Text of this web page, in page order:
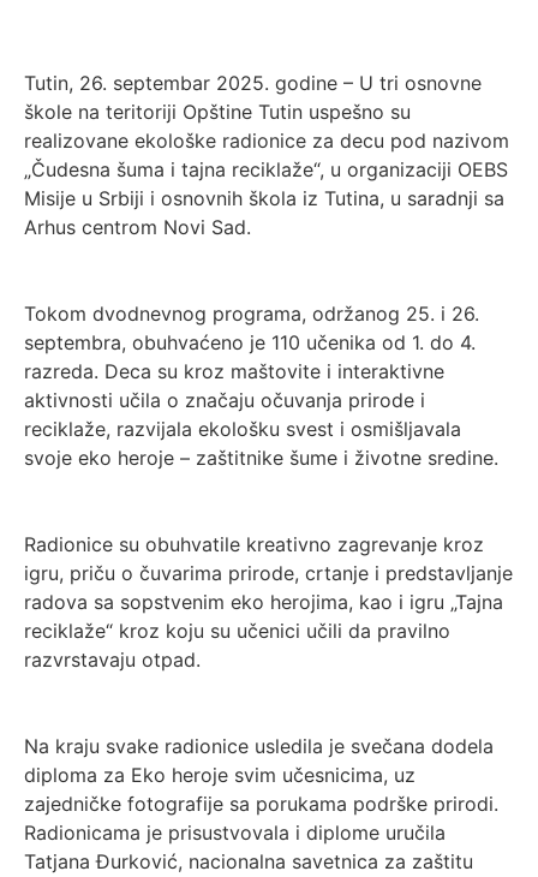
Tutin, 26. septembar 2025. godine – U tri osnovne
škole na teritoriji Opštine Tutin uspešno su
realizovane ekološke radionice za decu pod nazivom
„Čudesna šuma i tajna reciklaže“, u organizaciji OEBS
Misije u Srbiji i osnovnih škola iz Tutina, u saradnji sa
Arhus centrom Novi Sad.
Tokom dvodnevnog programa, održanog 25. i 26.
septembra, obuhvaćeno je 110 učenika od 1. do 4.
razreda. Deca su kroz maštovite i interaktivne
aktivnosti učila o značaju očuvanja prirode i
reciklaže, razvijala ekološku svest i osmišljavala
svoje eko heroje – zaštitnike šume i životne sredine.
Radionice su obuhvatile kreativno zagrevanje kroz
igru, priču o čuvarima prirode, crtanje i predstavljanje
radova sa sopstvenim eko herojima, kao i igru „Tajna
reciklaže“ kroz koju su učenici učili da pravilno
razvrstavaju otpad.
Na kraju svake radionice usledila je svečana dodela
diploma za Eko heroje svim učesnicima, uz
zajedničke fotografije sa porukama podrške prirodi.
Radionicama je prisustvovala i diplome uručila
Tatjana Đurković, nacionalna savetnica za zaštitu